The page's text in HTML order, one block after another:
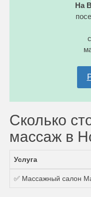
На
Сколько
массаж в
Услуга
✅ Массажный салон